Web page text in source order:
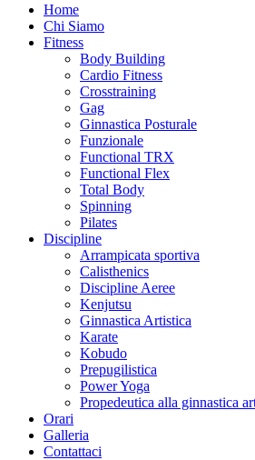
Home
Chi Siamo
Fitness
Body Building
Cardio Fitness
Crosstraining
Gag
Ginnastica Posturale
Funzionale
Functional TRX
Functional Flex
Total Body
Spinning
Pilates
Discipline
Arrampicata sportiva
Calisthenics
Discipline Aeree
Kenjutsu
Ginnastica Artistica
Karate
Kobudo
Prepugilistica
Power Yoga
Propedeutica alla ginnastica
Orari
Galleria
Contattaci